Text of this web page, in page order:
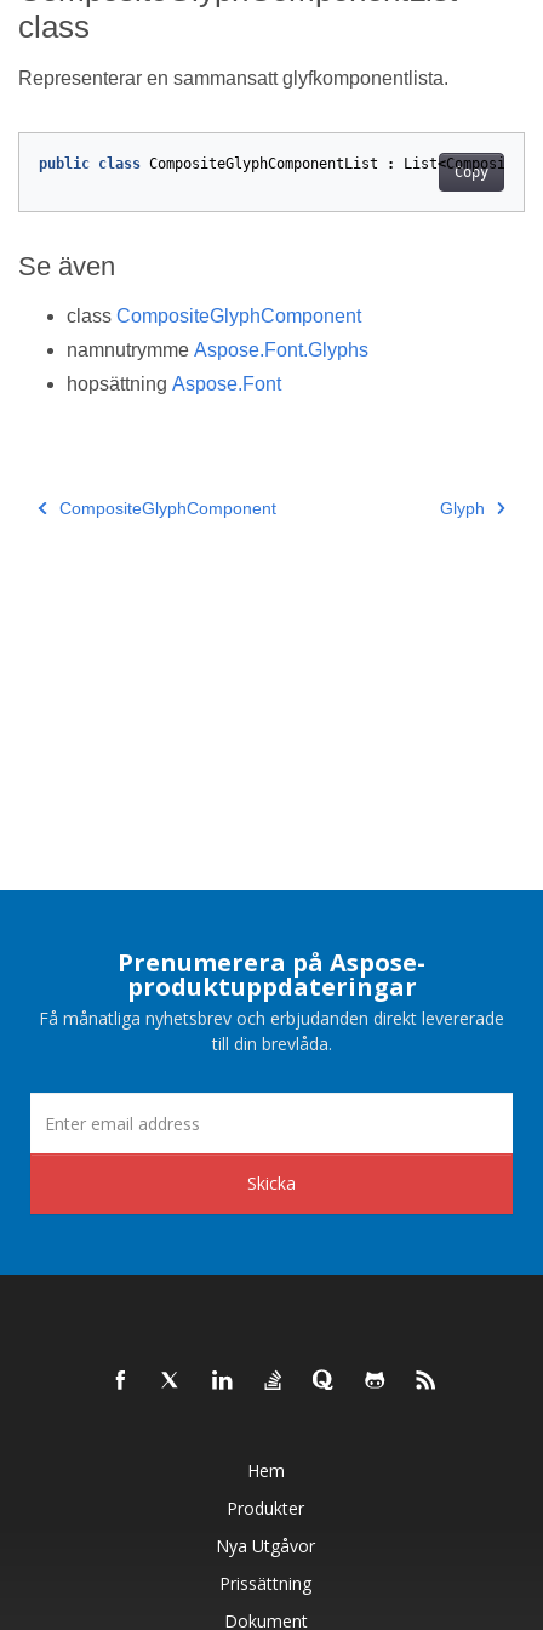
class
Representerar en sammansatt glyfkomponentlista.
Copy
public class CompositeGlyphComponentList : List<
Se även
class CompositeGlyphComponent
namnutrymme Aspose.Font.Glyphs
hopsättning Aspose.Font
CompositeGlyphComponent Glyph
Prenumerera på Aspose-
produktuppdateringar
Få månatliga nyhetsbrev och erbjudanden direkt levererade
till din brevlåda.
Skicka
Hem
Produkter
Nya Utgåvor
Prissättning
Dokument